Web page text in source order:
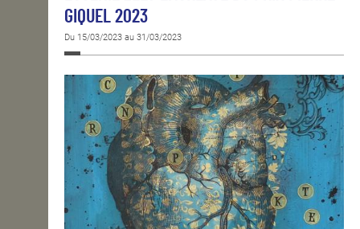
GIQUEL 2023
Du 15/03/2023 au 31/03/2023